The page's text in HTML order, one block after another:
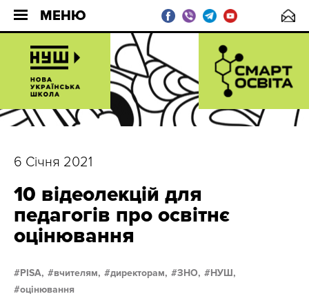
МЕНЮ
6 Січня 2021
10 відеолекцій для
педагогів про освітнє
оцінювання
PISA, вчителям, директорам, ЗНО,
НУШ,
оцінювання